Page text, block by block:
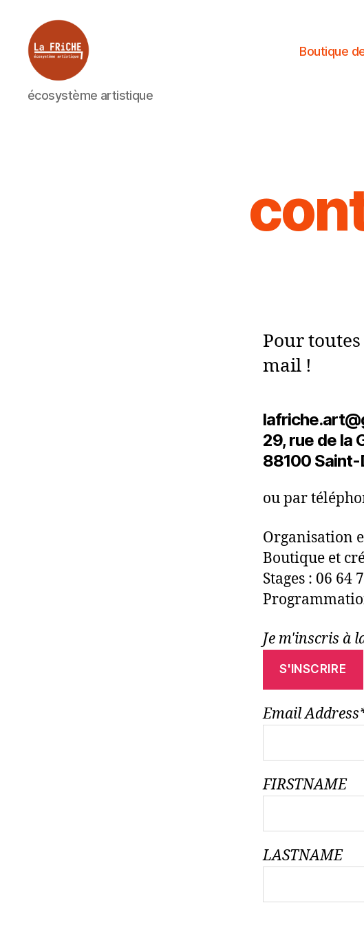
La
Friche
écosystème artistique
Boutique
Pour
mail !
29, rue de la
88100
ou par
Organisation
Boutique et
Stages : 06 64
Je m'inscris à
Email
FIRSTNAME
LASTNAME